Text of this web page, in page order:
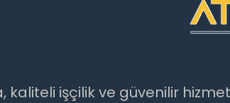
kaliteli işçilik ve güvenilir